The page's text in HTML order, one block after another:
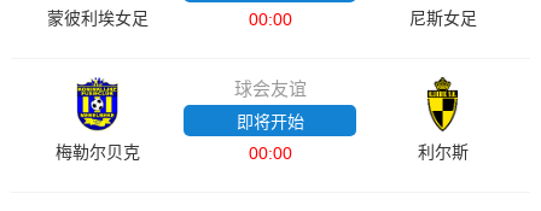
蒙彼利埃女足
00:00
尼斯女足
梅勒尔贝克
球会友谊
即将开始
00:00
利尔斯